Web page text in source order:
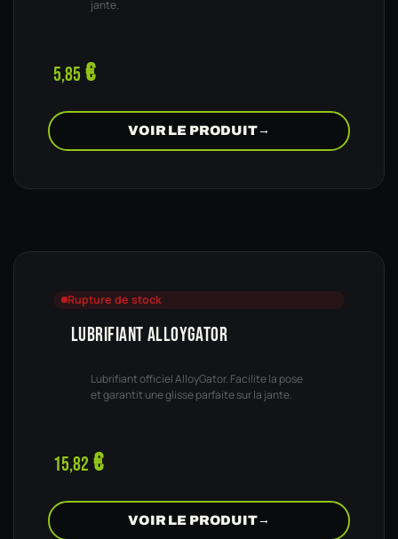
jante.
5,85 €
VOIR LE PRODUIT→
Rupture de stock
LUBRIFIANT ALLOYGATOR
Lubrifiant officiel AlloyGator. Facilite la pose
et garantit une glisse parfaite sur la jante.
15,82 €
VOIR LE PRODUIT→